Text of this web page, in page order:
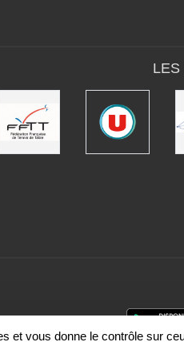
LES
et vous donne le contrôle sur